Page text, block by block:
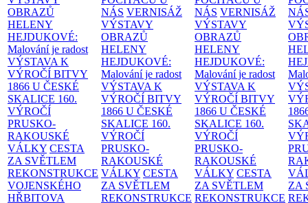
OBRAZŮ
HELENY
HEJDUKOVÉ:
Malování je radost
VÝSTAVA K
VÝROČÍ BITVY
1866 U ČESKÉ
SKALICE 160.
VÝROČÍ
PRUSKO-
RAKOUSKÉ
VÁLKY CESTA
ZA SVĚTLEM
REKONSTRUKCE
VOJENSKÉHO
HŘBITOVA
NÁS VERNISÁŽ
VÝSTAVY
OBRAZŮ
HELENY
HEJDUKOVÉ:
Malování je radost
VÝSTAVA K
VÝROČÍ BITVY
1866 U ČESKÉ
SKALICE 160.
VÝROČÍ
PRUSKO-
RAKOUSKÉ
VÁLKY CESTA
ZA SVĚTLEM
REKONSTRUKCE
NÁS VERNISÁŽ
VÝSTAVY
OBRAZŮ
HELENY
HEJDUKOVÉ:
Malování je radost
VÝSTAVA K
VÝROČÍ BITVY
1866 U ČESKÉ
SKALICE 160.
VÝROČÍ
PRUSKO-
RAKOUSKÉ
VÁLKY CESTA
ZA SVĚTLEM
REKONSTRUKCE
ZA